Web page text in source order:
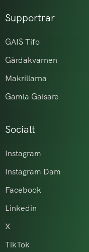
Supportrar
GAIS Tifo
Gårdakvarnen
Makrillarna
Gamla Gaisare
Socialt
Instagram
Instagram Dam
Facebook
Linkedin
X
TikTok